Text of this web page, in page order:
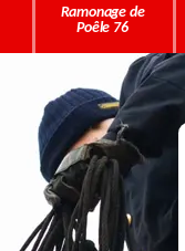
Ramonage de
Poêle 76